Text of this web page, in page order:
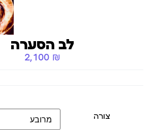
לב הסערה
2,100 ₪
צורה